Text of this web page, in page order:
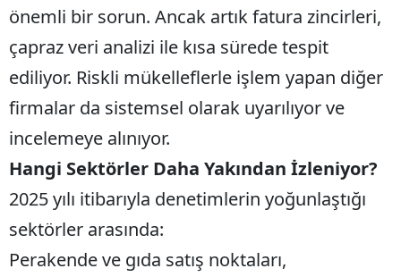
önemli bir sorun. Ancak artık fatura zincirleri,
çapraz veri analizi ile kısa sürede tespit
ediliyor. Riskli mükelleflerle işlem yapan diğer
firmalar da sistemsel olarak uyarılıyor ve
incelemeye alınıyor.
Hangi Sektörler Daha Yakından İzleniyor?
2025 yılı itibarıyla denetimlerin yoğunlaştığı
sektörler arasında:
Perakende ve gıda satış noktaları,